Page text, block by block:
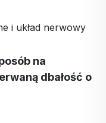
i układ nerwowy
na
dbałość o